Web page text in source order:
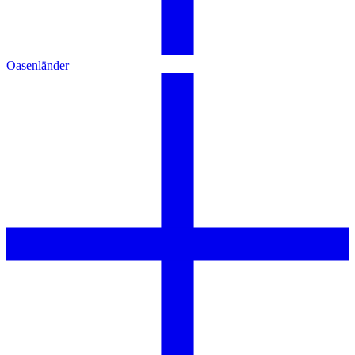
Oasenländer